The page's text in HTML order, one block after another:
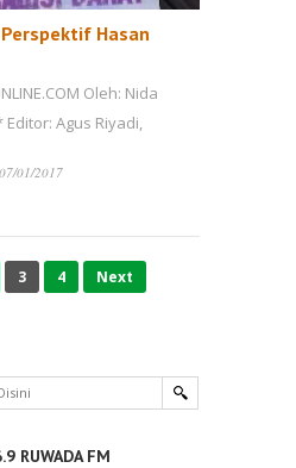
Hasan
Oleh: Nida
Agus Riyadi,
07/01/2017
3 4 Next
RUWADA FM